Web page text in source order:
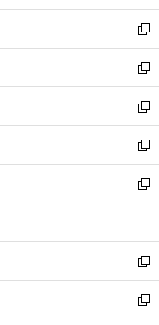
開
く
ウ
で
開
く
ン
ド
ウ
で
開
く
ウ
ィ
ン
ド
ウ
で
開
く
新
し
い
ウ
ィ
ン
ド
ウ
で
開
新
し
い
ウ
ィ
ン
ド
ウ
開
く
新
し
い
ウ
ィ
ン
ウ
で
開
く
新
し
い
ウ
ン
ド
ウ
で
新
し
ウ
ィ
ン
ド
新
し
い
新